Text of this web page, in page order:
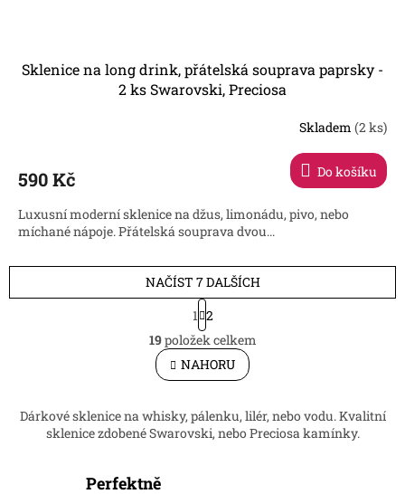
Sklenice na long drink, přátelská souprava paprsky -
2 ks Swarovski, Preciosa
Skladem (2 ks)
590 Kč Do košíku
Luxusní moderní sklenice na džus, limonádu, pivo, nebo
míchané nápoje. Přátelská souprava dvou...
O
v
l
á
a
c
NAČÍST 7 DALŠÍCH
S
t
r
á
n
k
v
á
n
1 2
19položek celkem
NAHORU
Dárkové sklenice na whisky, pálenku, lilér, nebo vodu. Kvalitní
sklenice zdobené Swarovski, nebo Preciosa kamínky.
Perfektně